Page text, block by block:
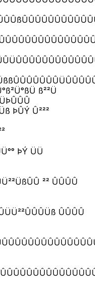
ß²²Ü
ÞÛÝ Û²²²
ÞÝ ÜÜ
²² ÛÛÛÛ
ÛÛÛÛ